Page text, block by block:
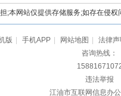
;本网站仅提供存储服务;如存在侵
版 手机APP 网站地图 法律声
咨询热线：
违法举报
江油市互联网信息办公